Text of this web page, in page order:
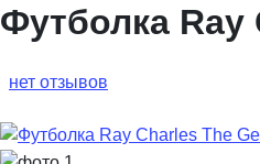
Футболка Ray
нет отзывов